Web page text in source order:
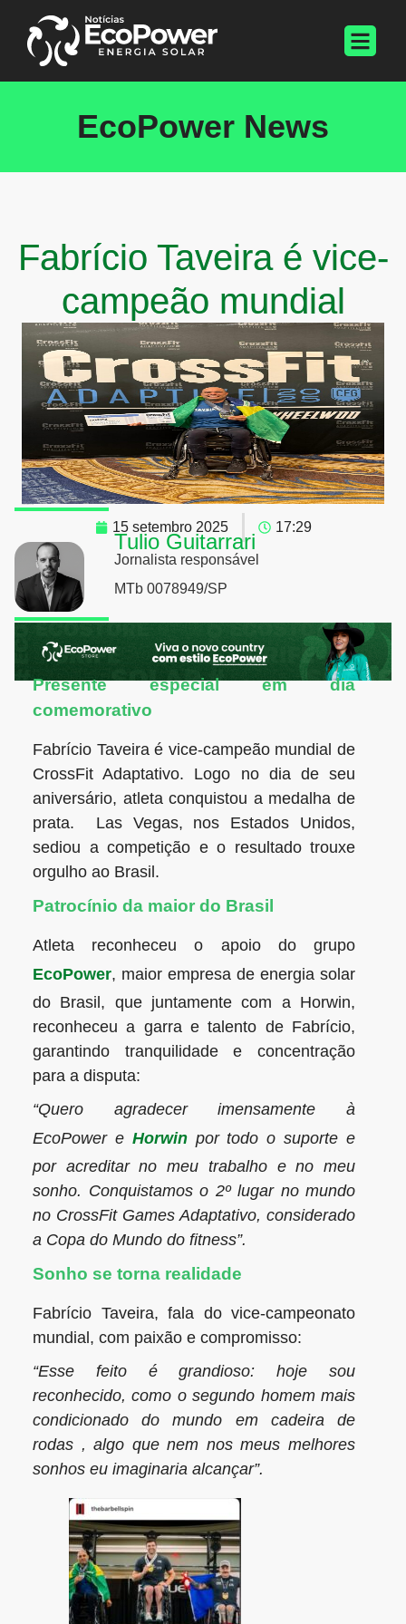
EcoPower News
Fabrício Taveira é vice-
campeão mundial
15 setembro 2025 17:29
Tulio Guitarrari
Jornalista responsável
MTb 0078949/SP
Presente especial em dia
comemorativo
Fabrício Taveira é vice-campeão mundial de
CrossFit Adaptativo. Logo no dia de seu
aniversário, atleta conquistou a medalha de
prata. Las Vegas, nos Estados Unidos,
sediou a competição e o resultado trouxe
orgulho ao Brasil.
Patrocínio da maior do Brasil
Atleta reconheceu o apoio do grupo
EcoPower, maior empresa de energia solar
do Brasil, que juntamente com a Horwin,
reconheceu a garra e talento de Fabrício,
garantindo tranquilidade e concentração
para a disputa:
“Quero agradecer imensamente à
EcoPower e Horwin por todo o suporte e
por acreditar no meu trabalho e no meu
sonho. Conquistamos o 2º lugar no mundo
no CrossFit Games Adaptativo, considerado
a Copa do Mundo do fitness”.
Sonho se torna realidade
Fabrício Taveira, fala do vice-campeonato
mundial, com paixão e compromisso:
“Esse feito é grandioso: hoje sou
reconhecido, como o segundo homem mais
condicionado do mundo em cadeira de
rodas , algo que nem nos meus melhores
sonhos eu imaginaria alcançar”.